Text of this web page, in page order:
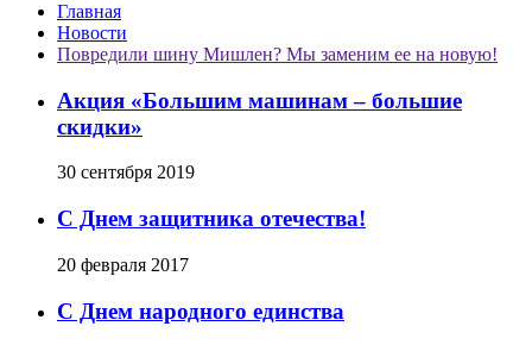
Главная
Новости
Повредили шину Мишлен? Мы заменим ее на новую!
Акция «Большим машинам – большие
скидки»
30 сентября 2019
С Днем защитника отечества!
20 февраля 2017
С Днем народного единства